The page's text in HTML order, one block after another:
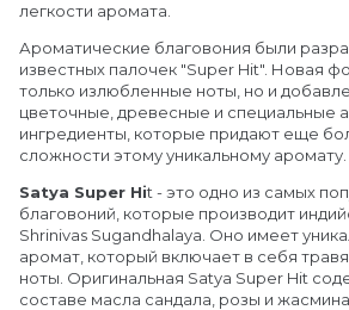
легкости аромата.
Ароматические благовония были
известных палочек "Super Hit". Новая
только излюбленные ноты, но и
цветочные, древесные и специальные
ингредиенты, которые придают еще
сложности этому уникальному аромату.
Satya Super Hit - это одно из самых
благовоний, которые производит
Shrinivas Sugandhalaya. Оно имеет
аромат, который включает в себя
ноты. Оригинальная Satya Super Hit
составе масла сандала, розы и